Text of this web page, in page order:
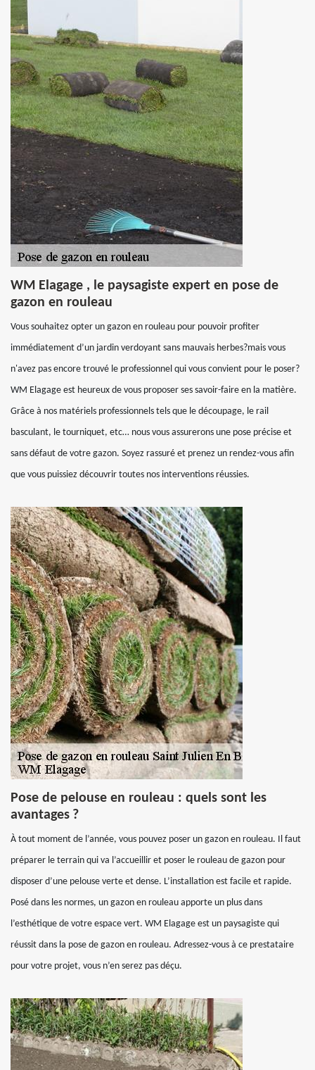
WM Elagage , le paysagiste expert en pose de
gazon en rouleau
Vous souhaitez opter un gazon en rouleau pour pouvoir profiter
immédiatement d’un jardin verdoyant sans mauvais herbes?mais vous
n'avez pas encore trouvé le professionnel qui vous convient pour le poser?
WM Elagage est heureux de vous proposer ses savoir-faire en la matière.
Grâce à nos matériels professionnels tels que le découpage, le rail
basculant, le tourniquet, etc… nous vous assurerons une pose précise et
sans défaut de votre gazon. Soyez rassuré et prenez un rendez-vous afin
que vous puissiez découvrir toutes nos interventions réussies.
Pose de pelouse en rouleau : quels sont les
avantages ?
À tout moment de l’année, vous pouvez poser un gazon en rouleau. Il faut
préparer le terrain qui va l’accueillir et poser le rouleau de gazon pour
disposer d’une pelouse verte et dense. L’installation est facile et rapide.
Posé dans les normes, un gazon en rouleau apporte un plus dans
l’esthétique de votre espace vert. WM Elagage est un paysagiste qui
réussit dans la pose de gazon en rouleau. Adressez-vous à ce prestataire
pour votre projet, vous n’en serez pas déçu.